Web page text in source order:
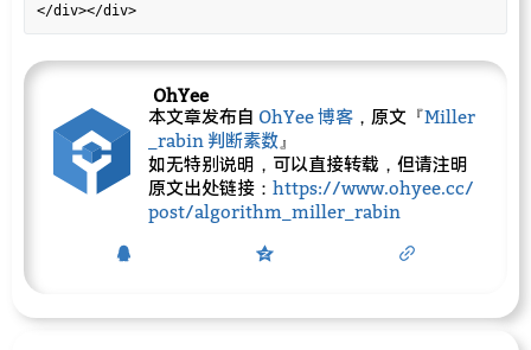
</div></div>
OhYee
本文章发布自 OhYee 博客 ，原文『Miller
_rabin 判断素数 』
如无特别说明，可以直接转载，但请注明
原文出处链接： https://www.ohyee.cc/
post/algorithm_miller_rabin